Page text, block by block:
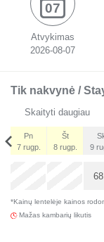
07
Atvykimas
2026-08-07
Tik nakvynė /
Skaityti daugiau
Pn
7 rugp.
Št
8 rugp.
9
68
55€
*Kainų lentelėje kainos
Mažas kambarių likutis